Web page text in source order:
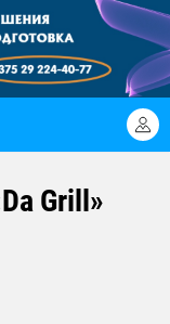
Grill»